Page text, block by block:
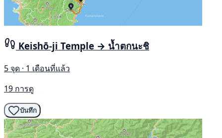
Keishō-ji Temple → น้ำตกนะชิ
5 จุด · 1 เดือนที่แล้ว
19 การดู
บันทึก